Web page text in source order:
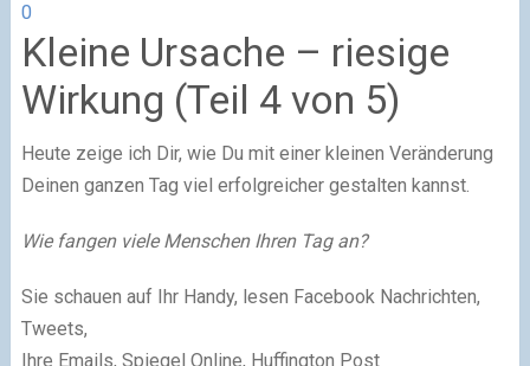
0
Kleine Ursache – riesige
Wirkung (Teil 4 von 5)
Heute zeige ich Dir, wie Du mit einer kleinen Veränderung
Deinen ganzen Tag viel erfolgreicher gestalten kannst.
Wie fangen viele Menschen Ihren Tag an?
Sie schauen auf Ihr Handy, lesen Facebook Nachrichten,
Tweets,
Ihre Emails, Spiegel Online, Huffington Post